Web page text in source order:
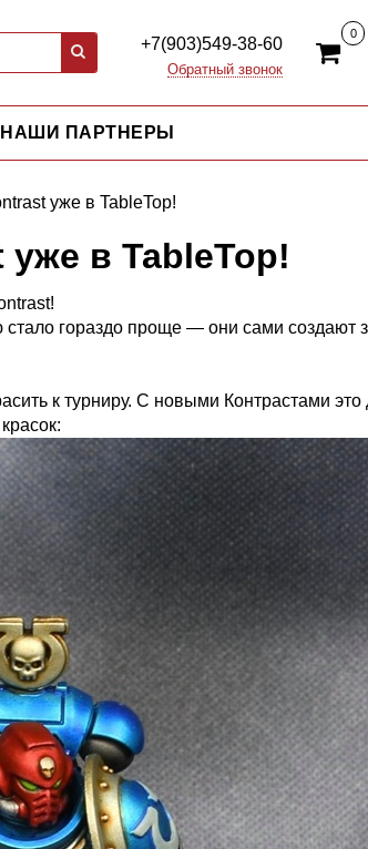
+7(903)549-38-60
Обратный звонок
0
НАШИ ПАРТНЕРЫ
уже в TableTop!
в TableTop!
гораздо проще — они сами создают
к турниру. С новыми Контрастами это